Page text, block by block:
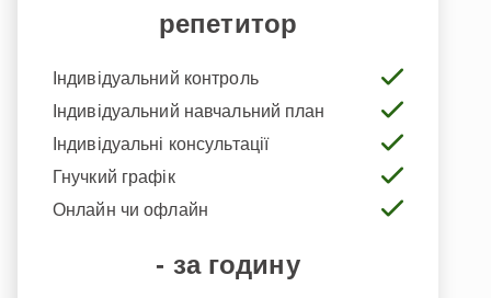
репетитор
Індивідуальний контроль
Індивідуальний навчальний план
Індивідуальні консультації
Гнучкий графік
Онлайн чи офлайн
- за годину